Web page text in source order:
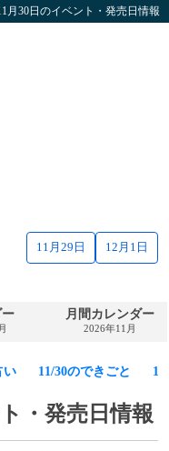
月30日のイベント・発売日情報
11月29日 12月1日
月間カレンダー
2026年11月
い 11/30のできごと
・発売日情報